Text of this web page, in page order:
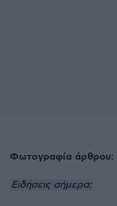
Φωτογραφία άρθρου:
Ειδήσεις σήμερα: